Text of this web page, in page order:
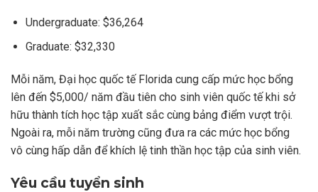
Undergraduate: $36,264
Graduate: $32,330
Mỗi năm, Đại học quốc tế Florida cung cấp mức học bổng
lên đến $5,000/ năm đầu tiên cho sinh viên quốc tế khi sở
hữu thành tích học tập xuất sắc cùng bảng điểm vượt trội.
Ngoài ra, mỗi năm trường cũng đưa ra các mức học bổng
vô cùng hấp dẫn để khích lệ tinh thần học tập của sinh viên.
Yêu cầu tuyển sinh